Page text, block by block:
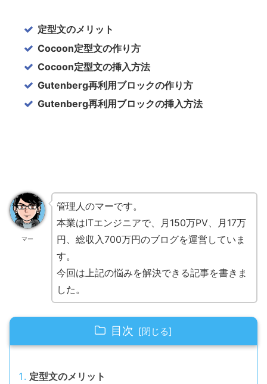
定型文のメリット
Cocoon定型文の作り方
Cocoon定型文の挿入方法
Gutenberg再利用ブロックの作り方
Gutenberg再利用ブロックの挿入方法
マー
管理人のマーです。
本業はITエンジニアで、月150万PV、月17万
円、総収入700万円のブログを運営していま
す。
今回は上記の悩みを解決できる記事を書きま
した。
目次
定型文のメリット